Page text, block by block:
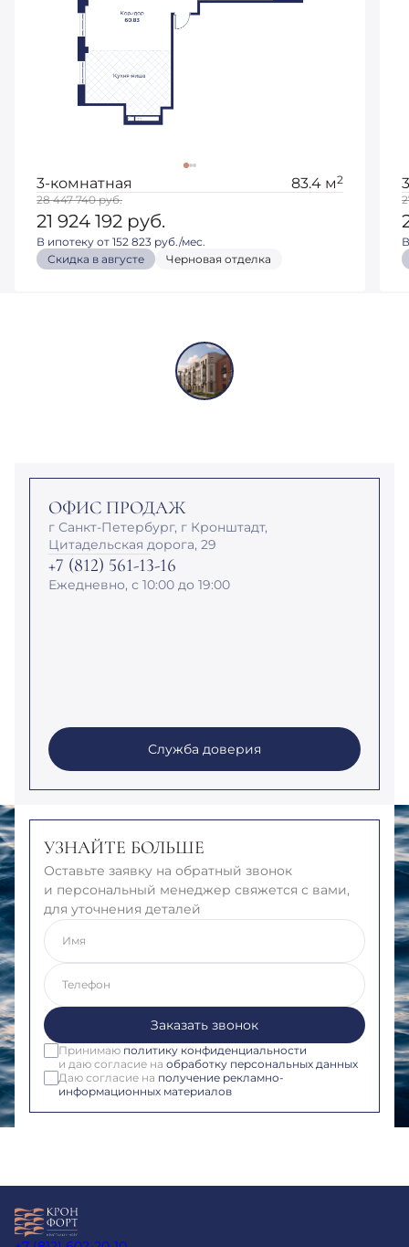
3-комнатная 83.4 м2
28 447 740руб.
21 924 192 руб.
В ипотеку от 152 823 руб./мес.
Скидка в августе
Черновая отделка
ОФИС ПРОДАЖ
г Санкт-Петербург, г Кронштадт,
Цитадельская дорога, 29
+7 (812) 561-13-16
Ежедневно, с 10:00 до 19:00
Служба доверия
УЗНАЙТЕ БОЛЬШЕ
Оставьте заявку на обратный звонок
и персональный менеджер свяжется с вами,
для уточнения деталей
Имя
Телефон
Заказать звонок
Принимаю политику конфиденциальности
и даю согласие на обработку персональных данных
Даю согласие на получение рекламно-
информационных материалов